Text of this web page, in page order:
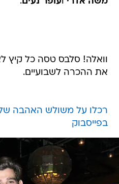
וואלה! סלבס טסה כל קיץ
את ההכרה לשבועיים.
רכלו על משולש האהבה של
בפייסבוק